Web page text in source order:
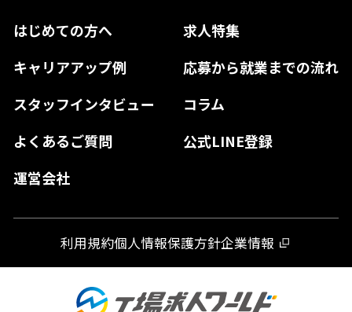
はじめての方へ
求人特集
キャリアアップ例
応募から就業までの流れ
スタッフインタビュー
コラム
よくあるご質問
公式LINE登録
運営会社
奈良県
和歌山県
島根県
山口県
徳島県
熊本県
宮崎県
鹿児島県
利用規約個人情報保護方針企業情報